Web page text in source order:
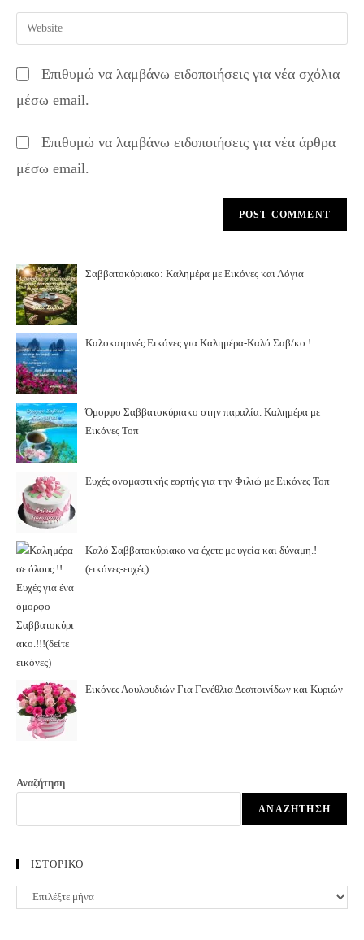
comment
email
address
comment
Enter
your
URL
(optional)
Επιθυμώ να λαμβάνω ειδοποιήσεις για νέα σχόλια
μέσω email.
Επιθυμώ να λαμβάνω ειδοποιήσεις για νέα άρθρα
μέσω email.
Σαββατοκύριακο: Καλημέρα με Εικόνες και Λόγια
Καλοκαιρινές Εικόνες για Καλημέρα-Καλό Σαβ/κο.!
Όμορφο Σαββατοκύριακο στην παραλία. Καλημέρα με
Εικόνες Τοπ
Ευχές ονομαστικής εορτής για την Φιλιώ με Εικόνες Τοπ
Καλό Σαββατοκύριακο να έχετε με υγεία και δύναμη.!
(εικόνες-ευχές)
Εικόνες Λουλουδιών Για Γενέθλια Δεσποινίδων και Κυριών
Αναζήτηση
ΑΝΑΖΉΤΗΣΗ
ΙΣΤΟΡΙΚΟ
ΙΣΤΟΡΙΚΟ